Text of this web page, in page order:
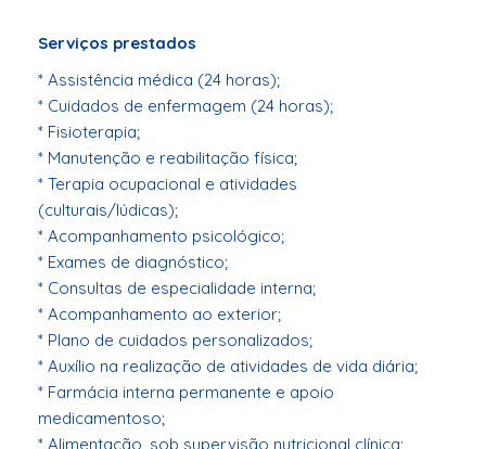
Serviços prestados
* Assistência médica (24 horas);
* Cuidados de enfermagem (24 horas);
* Fisioterapia;
* Manutenção e reabilitação física;
* Terapia ocupacional e atividades
(culturais/lúdicas);
* Acompanhamento psicológico;
* Exames de diagnóstico;
* Consultas de especialidade interna;
* Acompanhamento ao exterior;
* Plano de cuidados personalizados;
* Auxílio na realização de atividades de vida diária;
* Farmácia interna permanente e apoio
medicamentoso;
* Alimentação, sob supervisão nutricional clínica;